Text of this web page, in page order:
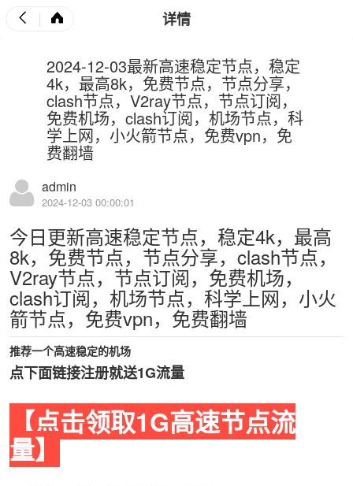
详情
2024-12-03最新高速稳定节点，稳定
4k，最高8k，免费节点，节点分享，
clash节点，V2ray节点，节点订阅，
免费机场，clash订阅，机场节点，科
学上网，小火箭节点，免费vpn，免
费翻墙
admin
2024-12-03 00:00:01
今日更新高速稳定节点，稳定4k，最高
8k，免费节点，节点分享，clash节点，
V2ray节点，节点订阅，免费机场，
clash订阅，机场节点，科学上网，小火
箭节点，免费vpn，免费翻墙
推荐一个高速稳定的机场
点下面链接注册就送1G流量
【点击领取1G高速节点流
量】